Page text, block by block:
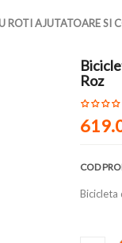
ROTI AJUTATOARE SI
Roz
COD
Bicicleta